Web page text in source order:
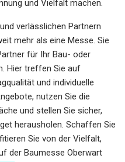
und Vielfalt machen.
verlässlichen Partnern
mehr als eine Messe. Sie
für Ihr Bau- oder
Hier treffen Sie auf
und individuelle
nutzen Sie die
und stellen Sie sicher,
herausholen. Schaffen Sie
Sie von der Vielfalt,
der Baumesse Oberwart